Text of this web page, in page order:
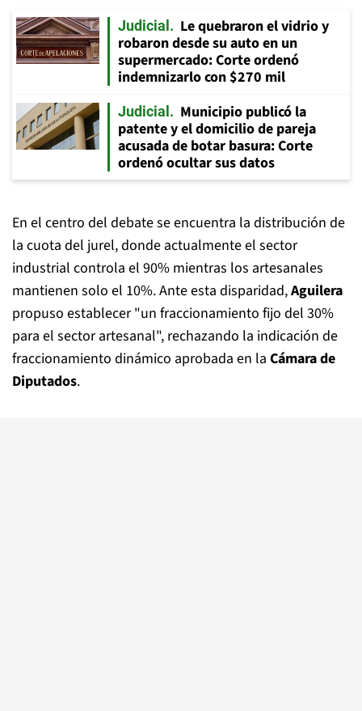
Judicial
Le quebraron el vidrio y
robaron desde su auto en un
supermercado: Corte ordenó
indemnizarlo con $270 mil
Judicial
Municipio publicó la
patente y el domicilio de pareja
acusada de botar basura: Corte
ordenó ocultar sus datos
En el centro del debate se encuentra la distribución de
la cuota del jurel, donde actualmente el sector
industrial controla el 90% mientras los artesanales
mantienen solo el 10%. Ante esta disparidad,Aguilera
propuso establecer "un fraccionamiento fijo del 30%
para el sector artesanal", rechazando la indicación de
fraccionamiento dinámico aprobada en la Cámara de
Diputados.